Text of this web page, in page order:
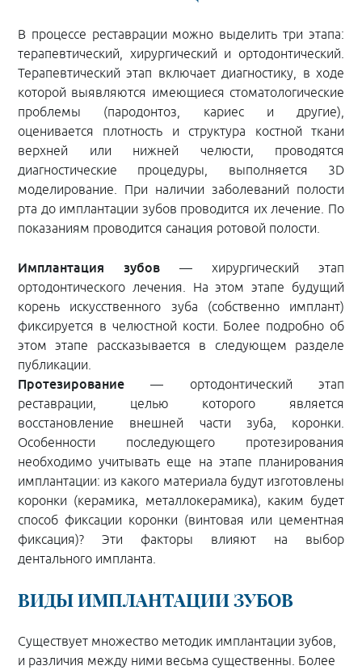
В процессе реставрации можно выделить три этапа:
терапевтический, хирургический и ортодонтический.
Терапевтический этап включает диагностику, в ходе
которой выявляются имеющиеся стоматологические
проблемы (пародонтоз, кариес и другие),
оценивается плотность и структура костной ткани
верхней или нижней челюсти, проводятся
диагностические процедуры, выполняется 3D
моделирование. При наличии заболеваний полости
рта до имплантации зубов проводится их лечение. По
показаниям проводится санация ротовой полости.
Имплантация зубов — хирургический этап
ортодонтического лечения. На этом этапе будущий
корень искусственного зуба (собственно имплант)
фиксируется в челюстной кости. Более подробно об
этом этапе рассказывается в следующем разделе
публикации.
Протезирование — ортодонтический этап
реставрации, целью которого является
восстановление внешней части зуба, коронки.
Особенности последующего протезирования
необходимо учитывать еще на этапе планирования
имплантации: из какого материала будут изготовлены
коронки (керамика, металлокерамика), каким будет
способ фиксации коронки (винтовая или цементная
фиксация)? Эти факторы влияют на выбор
дентального импланта.
ВИДЫ ИМПЛАНТАЦИИ ЗУБОВ
Существует множество методик имплантации зубов,
и различия между ними весьма существенны. Более